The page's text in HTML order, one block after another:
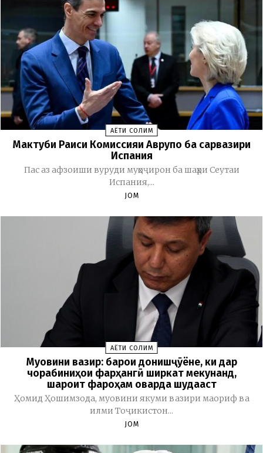
ҲАЁТИ СОЛИМ
Мактуби Раиси Комиссияи Аврупо ба сарвазири
Испания
Пас аз афзоиши вуруди муҳоҷирон ба шаҳри Сеутаи
Испания,...
JOM
ҲАЁТИ СОЛИМ
Муовини вазир: барои донишҷӯёне, ки дар
чорабиниҳои фарҳангӣ ширкат мекунанд,
шароит фароҳам оварда шудааст
Ҳомид Ҳошимзода, муовини якуми вазири маориф ва
илми Тоҷикистон...
JOM